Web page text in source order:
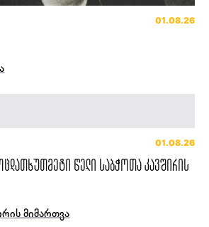
01.08.26
01.08.26
წელი საბჭოთა კავშირის
მიმართვა